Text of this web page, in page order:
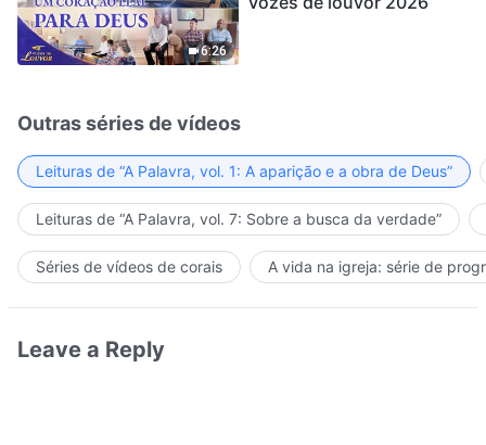
6:26
Outras séries de vídeos
Leituras de “A Palavra, vol. 1: A aparição e a obra de Deus”
Leituras de “A Palavra, vol. 7: Sobre a busca da verdade”
Séries de vídeos de corais A vida na igreja: série de
Leave a Reply